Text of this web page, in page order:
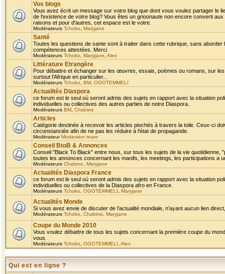
Vos blogs
Vous avez écrit un message sur votre blog que dont vous voulez partager le
de l'existence de votre blog? Vous êtes un grioonaute non encore converti
raisons et pour d'autres, cet espace est le votre.
Modérateurs Tchoko Maryjane
Santé
Toutes les questions de sante sont à traiter dans cette rubrique, sans
compétences attestées. Merci
Modérateurs Tchoko Maryjane Alex
Littérature Etrangère
Pour débattre et échanger sur les œuvres, essais, poèmes ou romans, sur
surtout l'Afrique en particulier...
Modérateurs Tchoko BM OGOTEMMELI
Actualités Diaspora
ce forum est le seul où seront admis des sujets en rapport avec la situation
individuelles ou collectives des autres parties de notre Diaspora.
Modérateurs BM Chabine
Articles
Catégorie destinée à recevoir les articles piochés à travers la toile. Ceux-ci
circonstanciée afin de ne pas les réduire à l'état de propagande.
ModérateurModerator team
Conseil BtoB & Annonces
Conseil "Black To Black" entre nous, sur tous les sujets de la vie
toutes les annonces concernant les manifs, les meetings, les participations a
Modérateurs Chabine Maryjane
Actualités Diaspora France
ce forum est le seul où seront admis des sujets en rapport avec la situation
individuelles ou collectives de la Diaspora afro en France.
Modérateurs Tchoko OGOTEMMELI Maryjane
Actualités Monde
Si vous avez envie de discuter de l’actualité mondiale, n’ayant aucun lien
Modérateurs Tchoko Chabine Maryjane
Coupe du Monde 2010
Vous voulez débattre de tous les sujets concernant la première coupe du
vous.
Modérateurs Tchoko OGOTEMMELI Alex
Qui est en ligne ?